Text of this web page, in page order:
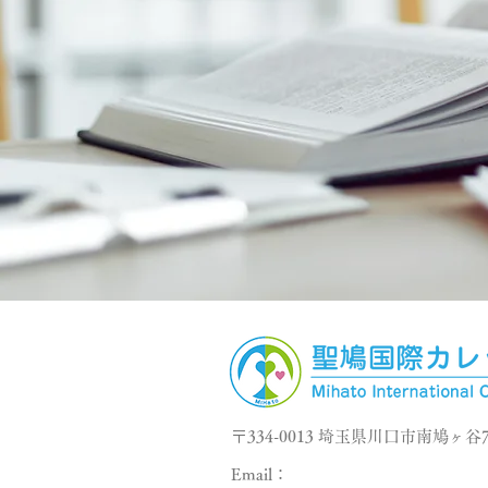
〒334-0013 埼玉県川口市南鳩ヶ谷
Email：